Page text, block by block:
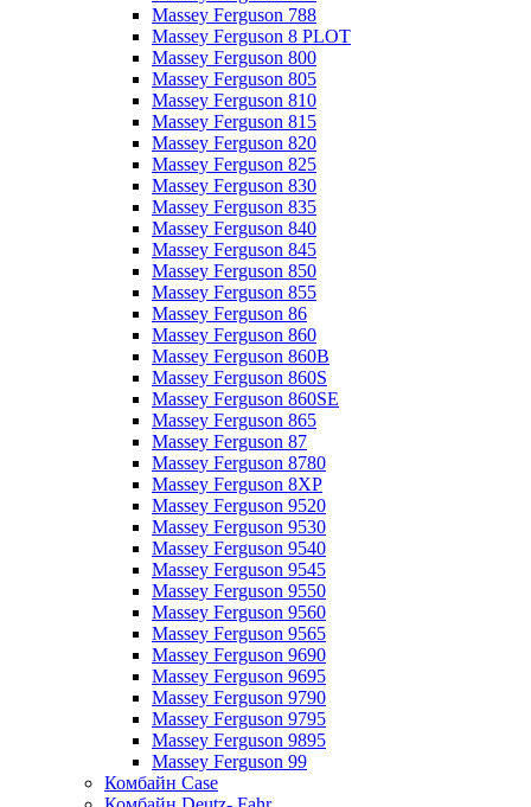
Massey Ferguson 788
Massey Ferguson 8 PLOT
Massey Ferguson 800
Massey Ferguson 805
Massey Ferguson 810
Massey Ferguson 815
Massey Ferguson 820
Massey Ferguson 825
Massey Ferguson 830
Massey Ferguson 835
Massey Ferguson 840
Massey Ferguson 845
Massey Ferguson 850
Massey Ferguson 855
Massey Ferguson 86
Massey Ferguson 860
Massey Ferguson 860B
Massey Ferguson 860S
Massey Ferguson 860SE
Massey Ferguson 865
Massey Ferguson 87
Massey Ferguson 8780
Massey Ferguson 8XP
Massey Ferguson 9520
Massey Ferguson 9530
Massey Ferguson 9540
Massey Ferguson 9545
Massey Ferguson 9550
Massey Ferguson 9560
Massey Ferguson 9565
Massey Ferguson 9690
Massey Ferguson 9695
Massey Ferguson 9790
Massey Ferguson 9795
Massey Ferguson 9895
Massey Ferguson 99
Комбайн Case